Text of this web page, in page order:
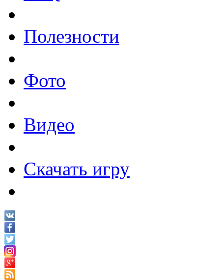
Полезности
Фото
Видео
Скачать игру